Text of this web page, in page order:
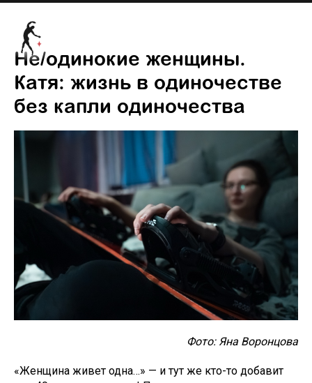
Не/одинокие женщины.
Катя: жизнь в одиночестве
без капли одиночества
Фото: Яна Воронцова
«Женщина живет одна…» — и тут же кто-то добавит